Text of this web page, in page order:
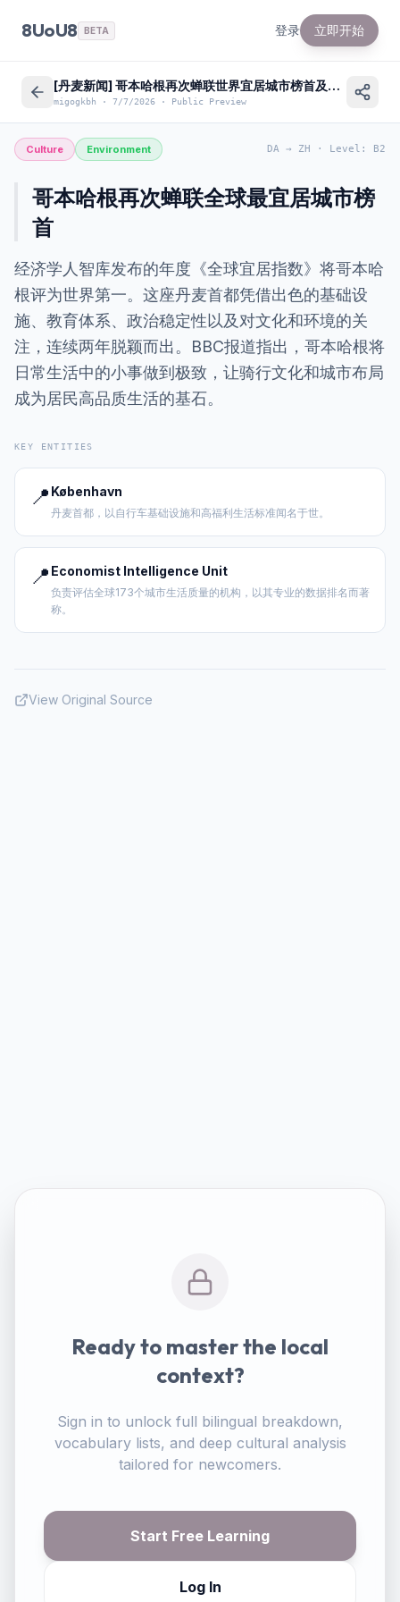
8UoU8 BETA 登录 立即开始
[丹麦新闻] 哥本哈根再次蝉联世界宜居城市榜首及对新移民的影响
migogkbh · 7/7/2026 · Public Preview
Culture Environment DA → ZH · Level : B2
哥本哈根再次蝉联全球最宜居城市榜
首
经济学人智库发布的年度《全球宜居指数》将哥本哈
根评为世界第一。这座丹麦首都凭借出色的基础设
施、教育体系、政治稳定性以及对文化和环境的关
注，连续两年脱颖而出。BBC报道指出，哥本哈根将
日常生活中的小事做到极致，让骑行文化和城市布局
成为居民高品质生活的基石。
KEY ENTITIES
📍 København
丹麦首都，以自行车基础设施和高福利生活标准闻名于世。
📍 Economist Intelligence Unit
负责评估全球173个城市生活质量的机构，以其专业的数据排名而著
称。
View Original Source
Ready to master the local
context?
Sign in to unlock full bilingual breakdown,
vocabulary lists, and deep cultural analysis
tailored for newcomers.
Start Free Learning
Log In